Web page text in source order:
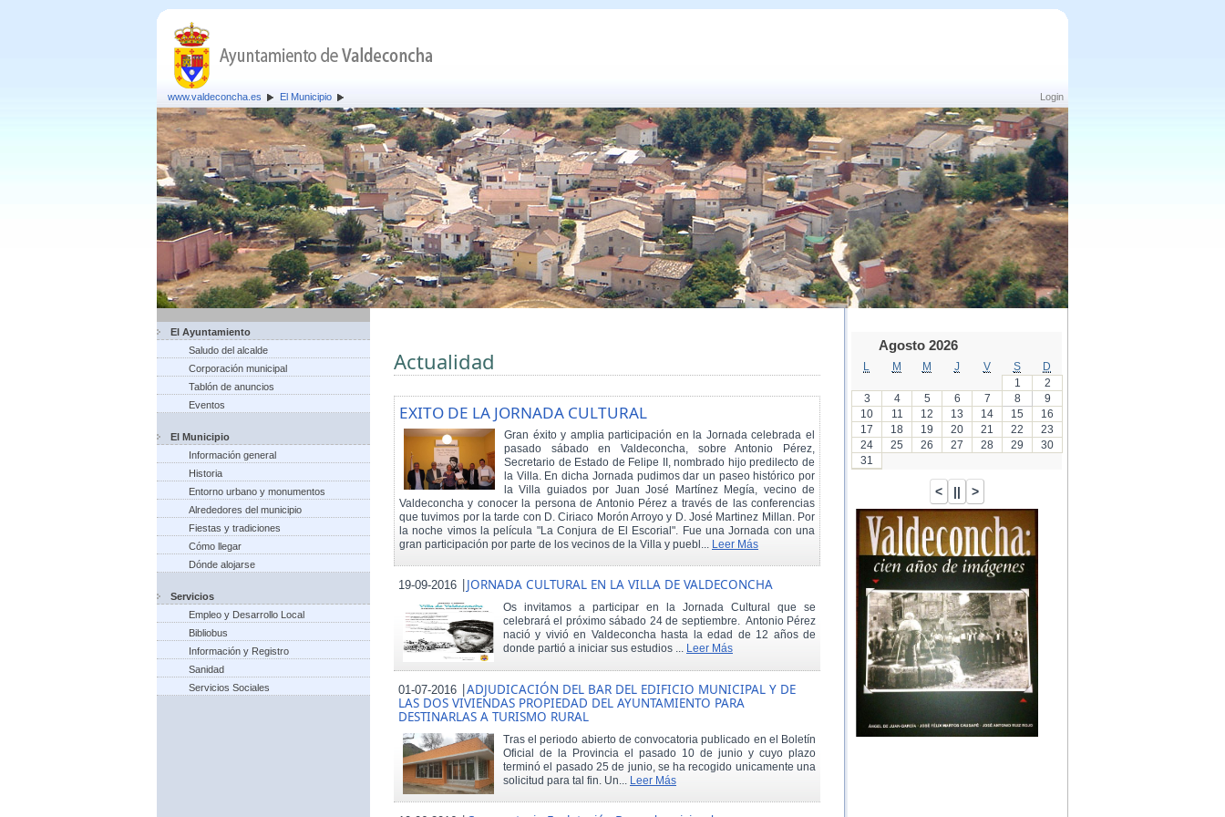
Login
www.valdeconcha.es El Municipio
El Ayuntamiento
Saludo del alcalde
Corporación municipal
Tablón de anuncios
Eventos
El Municipio
Información general
Historia
Entorno urbano y monumentos
Alrededores del municipio
Fiestas y tradiciones
Cómo llegar
Dónde alojarse
Servicios
Empleo y Desarrollo Local
Bibliobus
Información y Registro
Sanidad
Servicios Sociales
Actualidad
EXITO DE LA JORNADA CULTURAL
Gran éxito y amplia participación en la Jornada celebrada el
pasado sábado en Valdeconcha, sobre Antonio Pérez,
Secretario de Estado de Felipe II, nombrado hijo predilecto de
la Villa. En dicha Jornada pudimos dar un paseo histórico por
la Villa guiados por Juan José Martínez Megía, vecino de
Valdeconcha y conocer la persona de Antonio Pérez a través de las conferencias
que tuvimos por la tarde con D. Ciriaco Morón Arroyo y D. José Martinez Millan. Por
la noche vimos la película "La Conjura de El Escorial". Fue una Jornada con una
gran participación por parte de los vecinos de la Villa y puebl... Leer Más
19-09-2016 |JORNADA CULTURAL EN LA VILLA DE VALDECONCHA
Os invitamos a participar en la Jornada Cultural que se
celebrará el próximo sábado 24 de septiembre. Antonio Pérez
nació y vivió en Valdeconcha hasta la edad de 12 años de
donde partió a iniciar sus estudios ... Leer Más
01-07-2016 |ADJUDICACIÓN DEL BAR DEL EDIFICIO MUNICIPAL Y DE
LAS DOS VIVIENDAS PROPIEDAD DEL AYUNTAMIENTO PARA
DESTINARLAS A TURISMO RURAL
Tras el periodo abierto de convocatoria publicado en el Boletín
Oficial de la Provincia el pasado 10 de junio y cuyo plazo
terminó el pasado 25 de junio, se ha recogido unicamente una
solicitud para tal fin. Un... Leer Más
Agosto 2026
M M J V S
D
1
2
3
4 5 6 7 8
9
10
11 12 13 14 15
16
17
18 19 20 21 22
23
24
25 26 27 28 29
30
31